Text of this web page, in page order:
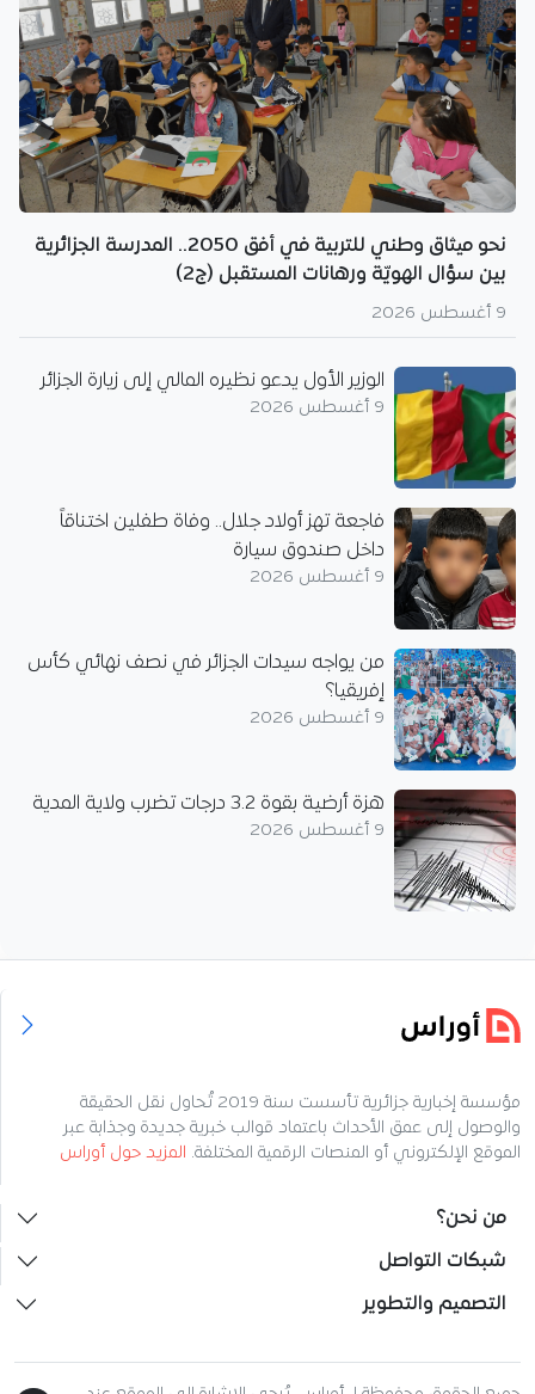
نحو ميثاق وطني للتربية في أفق 2050.. المدرسة الجزائرية
بين سؤال الهويّة ورهانات المستقبل (ج2)
9 أغسطس 2026
الوزير الأول يدعو نظيره المالي إلى زيارة الجزائر
9 أغسطس 2026
فاجعة تهز أولاد جلال.. وفاة طفلين اختناقاً
داخل صندوق سيارة
9 أغسطس 2026
من يواجه سيدات الجزائر في نصف نهائي كأس
إفريقيا؟
9 أغسطس 2026
هزة أرضية بقوة 3.2 درجات تضرب ولاية المدية
9 أغسطس 2026
مؤسسة إخبارية جزائرية تأسست سنة 2019 تُحاول نقل الحقيقة
والوصول إلى عمق الأحداث باعتماد قوالب خبرية جديدة وجذابة عبر
الموقع الإلكتروني أو المنصات الرقمية المختلفة. المزيد حول أوراس
من نحن؟
شبكات التواصل
التصميم والتطوير